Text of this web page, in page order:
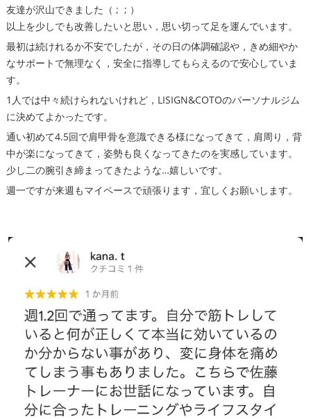
友達が沢山できました（ ; ; ）
以上を少しでも改善したいと思い，思い切って足を運んでいます。
最初は続けれるか不安でしたが，その日の体調確認や，きめ細やか
なサポートで無理なく，安全に指導してもらえるので安心していま
す。
1人では中々続けられないけれど，LISIGN&COTOのパーソナルジム
に決めてよかったです。
通い初めて4.5回で肩甲骨を意識できる様になってきて，肩周り，背
中が楽になってきて，姿勢も良くなってきたのを実感しています。
少し二の腕引き締まってきたような…嬉しいです。
週一ですが来週もマイペースで頑張ります，宜しくお願いします。